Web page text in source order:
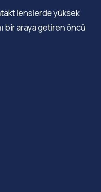
lenslerde yüksek
bir araya getiren öncü